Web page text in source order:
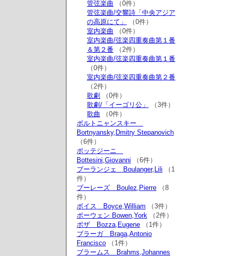
管弦楽曲 （0件）
管弦楽曲/交響詩「中央アジア
の高原にて」
（0件）
室内楽曲 （0件）
室内楽曲/弦楽四重奏曲第１番
＆第２番 （2件）
室内楽曲/弦楽四重奏曲第１番
（0件）
室内楽曲/弦楽四重奏曲第２番
（2件）
歌劇
（0件）
歌劇/「イーゴリ公」
（3件）
歌曲 （0件）
ボルトニャンスキー
Bortnyansky,Dmitry Stepanovich
（6件）
ボッテジーニ
Bottesini,Giovanni （6件）
ブーランジェ Boulanger,Lili （1
件）
ブーレーズ Boulez,Pierre （8
件）
ボイス Boyce,William （3件）
ボーウェン Bowen,York （2件）
ボザ Bozza,Eugene （1件）
ブラーガ Braga,Antonio
Francisco （1件）
ブラームス Brahms,Johannes